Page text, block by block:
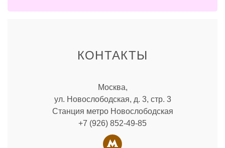
КОНТАКТЫ
Москва,
ул. Новослободская, д. 3, стр. 3
Станция метро Новослободская
+7 (926) 852-49-85